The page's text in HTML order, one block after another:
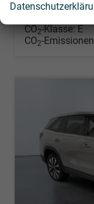
CO2-Klasse: E
CO2-